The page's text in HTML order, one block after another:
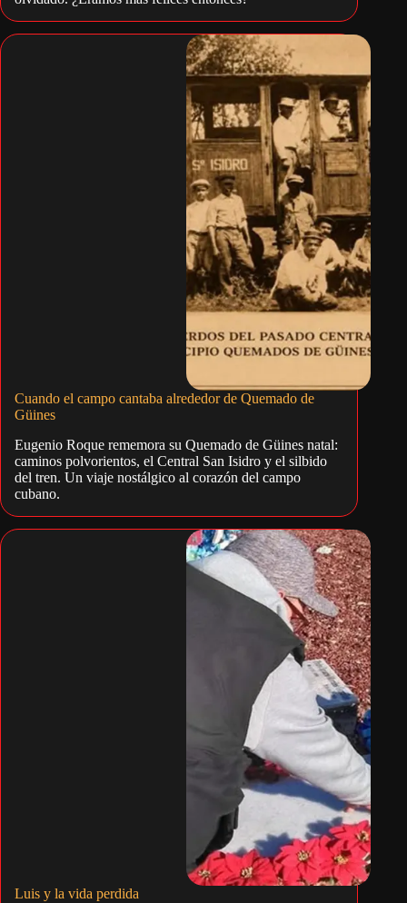
Cuando el campo cantaba alrededor de Quemado de
Güines
Eugenio Roque rememora su Quemado de Güines natal:
caminos polvorientos, el Central San Isidro y el silbido
del tren. Un viaje nostálgico al corazón del campo
cubano.
Luis y la vida perdida